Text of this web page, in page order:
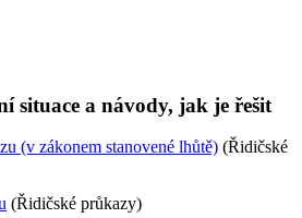
situace a návody, jak je řešit
(v zákonem stanovené lhůtě) (Řidičské
(Řidičské průkazy)